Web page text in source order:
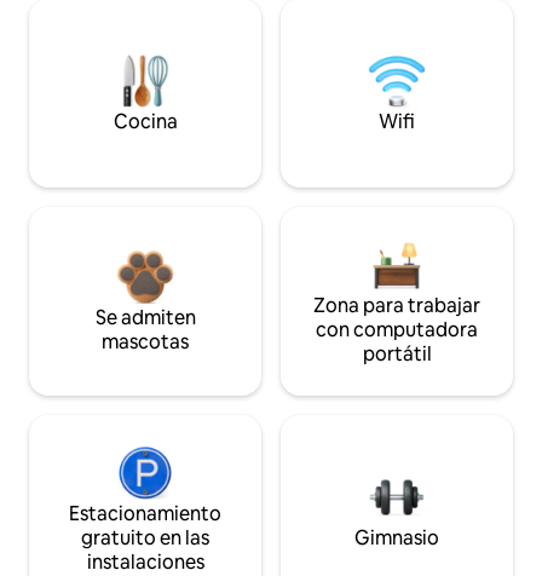
Cocina Wifi
Se admiten
mascotas
Zona para trabajar
con computadora
portátil
Estacionamiento
gratuito en las
instalaciones
Gimnasio